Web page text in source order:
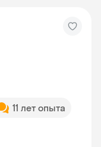
11 лет опыта